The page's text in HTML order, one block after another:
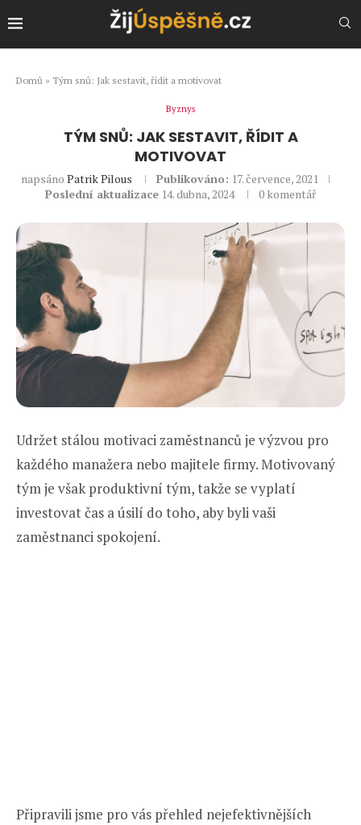
Domů » Tým snů: Jak sestavit, řídit a motivovat
Byznys
TÝM SNŮ: JAK SESTAVIT, ŘÍDIT A
MOTIVOVAT
napsáno Patrik Pilous Publikováno: 17. července, 2021
Poslední aktualizace 14. dubna, 2024 0 komentář
Udržet stálou motivaci zaměstnanců je výzvou pro
každého manažera nebo majitele firmy. Motivovaný
tým je však produktivní tým, takže se vyplatí
investovat čas a úsilí do toho, aby byli vaši
zaměstnanci spokojení.
Připravili jsme pro vás přehled nejefektivnějších